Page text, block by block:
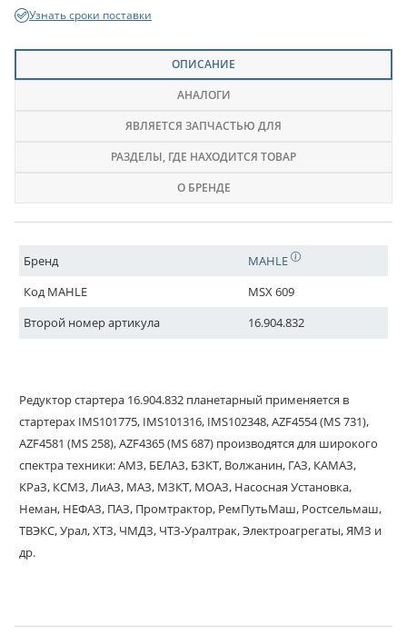
Узнать сроки поставки
ОПИСАНИЕ
АНАЛОГИ
ЯВЛЯЕТСЯ ЗАПЧАСТЬЮ ДЛЯ
РАЗДЕЛЫ, ГДЕ НАХОДИТСЯ ТОВАР
О БРЕНДЕ
Бренд
MAHLE
Код MAHLE
MSX 609
Второй номер артикула
16.904.832
Редуктор стартера 16.904.832 планетарный применяется в
стартерах IMS101775, IMS101316, IMS102348, AZF4554 (MS 731),
AZF4581 (MS 258), AZF4365 (MS 687) производятся для широкого
спектра техники: АМЗ, БЕЛАЗ, БЗКТ, Волжанин, ГАЗ, КАМАЗ,
КРаЗ, КСМЗ, ЛиАЗ, МАЗ, МЗКТ, МОАЗ, Насосная Установка,
Неман, НЕФАЗ, ПАЗ, Промтрактор, РемПутьМаш, Ростсельмаш,
ТВЭКС, Урал, ХТЗ, ЧМДЗ, ЧТЗ-Уралтрак, Электроагрегаты, ЯМЗ и
др.